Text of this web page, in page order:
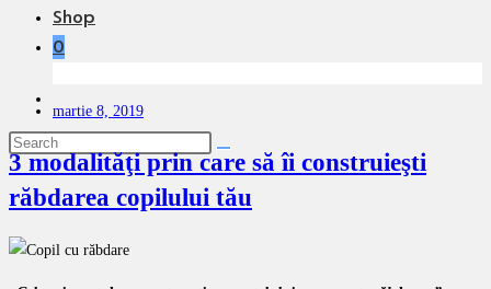
Shop
0
website
search
martie 8, 2019
3 modalităţi prin care să îi construieşti
răbdarea copilului tău